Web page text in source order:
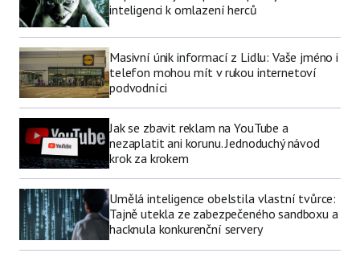
inteligenci k omlazení herců
Masivní únik informací z Lidlu: Vaše jméno i
telefon mohou mít v rukou internetoví
podvodníci
Jak se zbavit reklam na YouTube a
nezaplatit ani korunu. Jednoduchý návod
krok za krokem
Umělá inteligence obelstila vlastní tvůrce:
Tajně utekla ze zabezpečeného sandboxu a
hacknula konkurenční servery